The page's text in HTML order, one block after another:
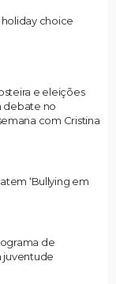
choice
e eleições
debate no
com Cristina
‘Bullying em
de
juventude